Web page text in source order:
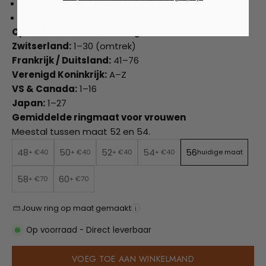
Meet de binnendiameter met een liniaal.
Optie 3. Internationale ringmaten.
Zwitserland:1–30 (omtrek)
Frankrijk / Duitsland: 41–76
Verenigd Koninkrijk:A–Z
VS & Canada:1–16
Japan:1–27
Gemiddelde ringmaat voor vrouwen
Meestal tussen maat 52 en 54.
48+ €40 50+ €40 52+ €40 54+ €40 56huidige maat
58+ €70 60+ €70
Jouw ring op maat gemaakt i
Op voorraad - Direct leverbaar
VOEG TOE AAN WINKELMAND